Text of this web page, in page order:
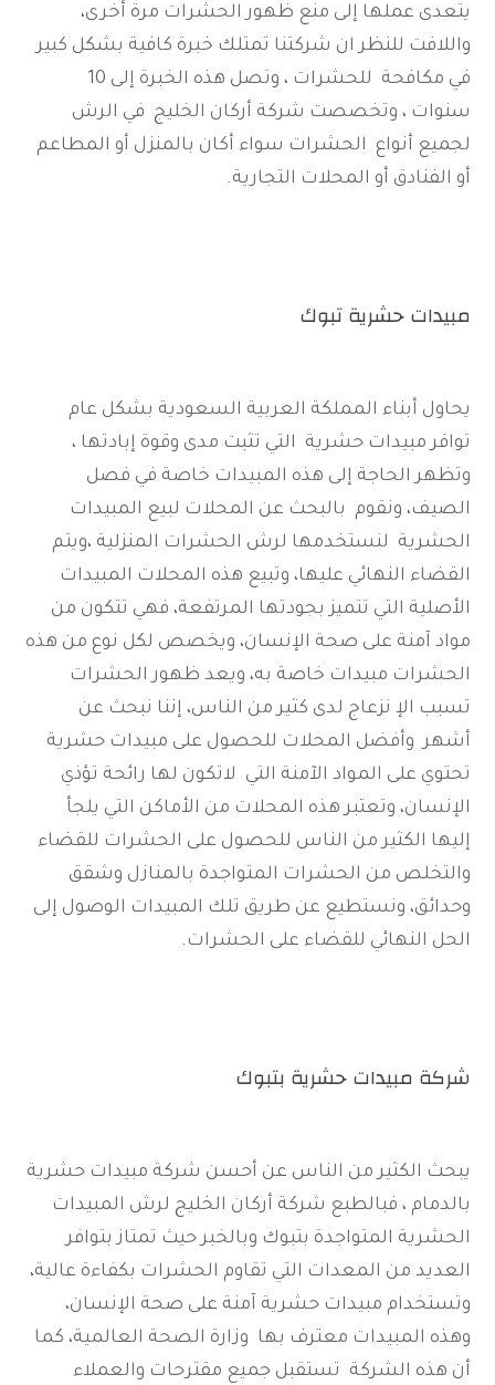
يتعدى عملها إلى منع ظهور الحشرات مرة أخرى،
واللافت للنظر ان شركتنا تمتلك خبرة كافية بشكل كبير
في مكافحة للحشرات ، وتصل هذه الخبرة إلى 10
سنوات ، وتخصصت شركة أركان الخليج في الرش
لجميع أنواع الحشرات سواء أكان بالمنزل أو المطاعم
أو الفنادق أو المحلات التجارية.
مبيدات حشرية تبوك
يحاول أبناء المملكة العربية السعودية بشكل عام
توافر مبيدات حشرية التي تثبت مدى وقوة إبادتها ،
وتظهر الحاجة إلى هذه المبيدات خاصة في فصل
الصيف، ونقوم بالبحث عن المحلات لبيع المبيدات
الحشرية لنستخدمها لرش الحشرات المنزلية ،ويتم
القضاء النهائي عليها، وتبيع هذه المحلات المبيدات
الأصلية التي تتميز بجودتها المرتفعة، فهي تتكون من
مواد آمنة على صحة الإنسان، ويخصص لكل نوع من هذه
الحشرات مبيدات خاصة به، ويعد ظهور الحشرات
تسبب الإ نزعاج لدى كثير من الناس، إننا نبحث عن
أشهر وأفضل المحلات للحصول على مبيدات حشرية
تحتوي على المواد الآمنة التي لاتكون لها رائحة تؤذي
الإنسان، وتعتبر هذه المحلات من الأماكن التي يلجأ
إليها الكثير من الناس للحصول على الحشرات للقضاء
والتخلص من الحشرات المتواجدة بالمنازل وشقق
وحدائق، ونستطيع عن طريق تلك المبيدات الوصول إلى
الحل النهائي للقضاء على الحشرات.
شركة مبيدات حشرية بتبوك
يبحث الكثير من الناس عن أحسن شركة مبيدات حشرية
بالدمام ، فبالطبع شركة أركان الخليج لرش المبيدات
الحشرية المتواجدة بتبوك وبالخبر حيث تمتاز بتوافر
العديد من المعدات التي تقاوم الحشرات بكفاءة عالية،
وتستخدام مبيدات حشرية آمنة على صحة الإنسان،
وهذه المبيدات معترف بها وزارة الصحة العالمية، كما
أن هذه الشركة تستقبل جميع مقترحات والعملاء